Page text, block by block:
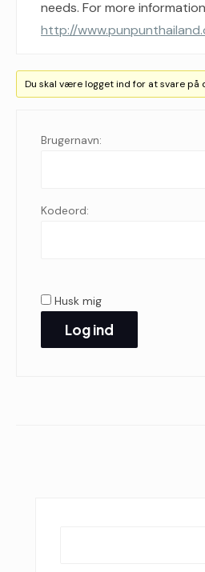
needs. For more
http://
Du skal være logget ind for at svare
Brugernavn:
Kodeord:
Husk mig
Log ind